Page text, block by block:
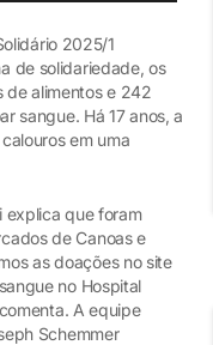
2025/1
de solidariedade, os
de alimentos e 242
sangue. Há 17 anos, a
em uma
explica que foram
de Canoas e
as doações no site
no Hospital
A equipe
Schemmer